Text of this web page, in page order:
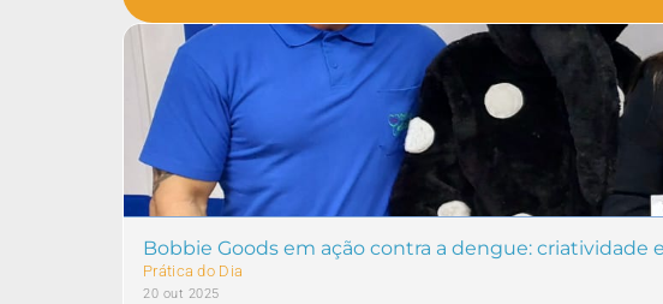
Bobbie Goods em ação contra a dengue: criatividade
Prática do Dia
20 out 2025